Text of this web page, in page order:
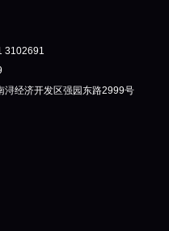
3102691
浔经济开发区强园东路2999号